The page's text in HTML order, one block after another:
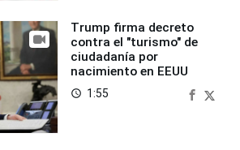
Trump firma decreto
contra el "turismo" de
ciudadanía por
nacimiento en EEUU
access_time 1:55